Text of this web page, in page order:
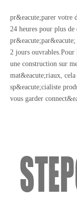
pr&eacute;parer votre
24 heures pour plus
2 jours ouvrables.Pour
une construction sur
mat&eacute;riaux,
sp&eacute;cialiste
vous garder